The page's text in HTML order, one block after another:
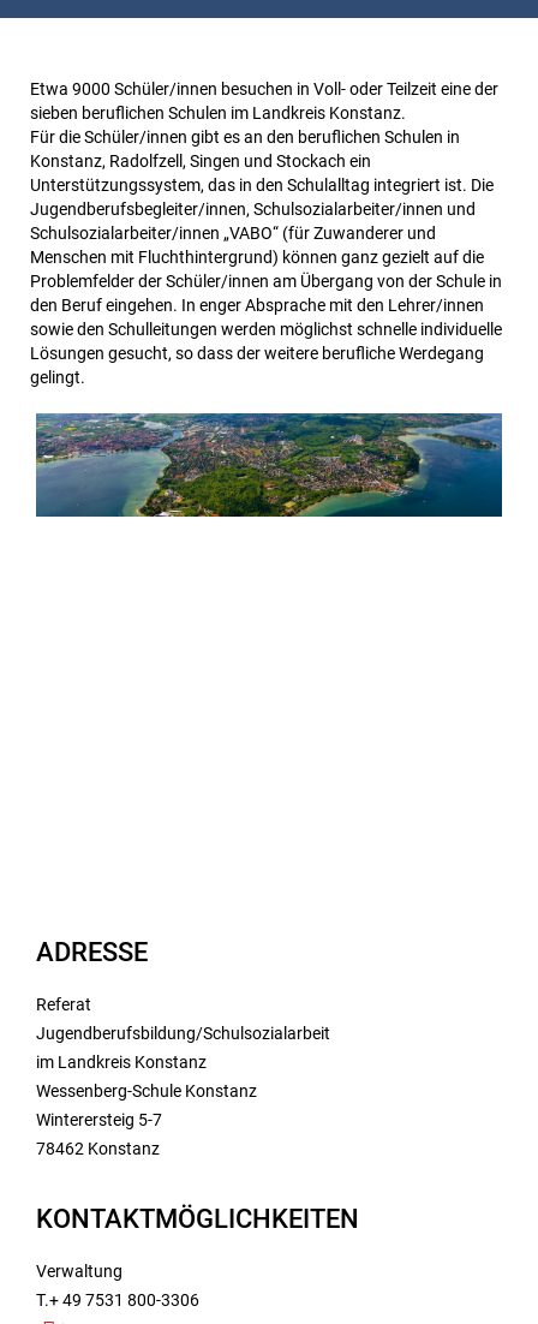
Etwa 9000 Schüler/innen besuchen in Voll- oder Teilzeit eine der
sieben beruflichen Schulen im Landkreis Konstanz.
Für die Schüler/innen gibt es an den beruflichen Schulen in
Konstanz, Radolfzell, Singen und Stockach ein
Unterstützungssystem, das in den Schulalltag integriert ist. Die
Jugendberufsbegleiter/innen, Schulsozialarbeiter/innen und
Schulsozialarbeiter/innen „VABO“ (für Zuwanderer und
Menschen mit Fluchthintergrund) können ganz gezielt auf die
Problemfelder der Schüler/innen am Übergang von der Schule in
den Beruf eingehen. In enger Absprache mit den Lehrer/innen
sowie den Schulleitungen werden möglichst schnelle individuelle
Lösungen gesucht, so dass der weitere berufliche Werdegang
gelingt.
ADRESSE
Referat
Jugendberufsbildung/Schulsozialarbeit
im Landkreis Konstanz
Wessenberg-Schule Konstanz
Winterersteig 5-7
78462 Konstanz
KONTAKTMÖGLICHKEITEN
Verwaltung
T.+ 49 7531 800-3306